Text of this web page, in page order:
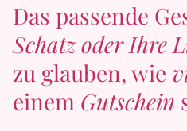
Das passende
Schatz oder Ihre
zu glauben, wie
einem Gutschein